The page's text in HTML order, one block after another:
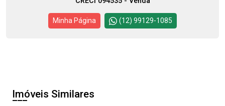
Minha Página (12) 99129-1085
Imóveis Similares